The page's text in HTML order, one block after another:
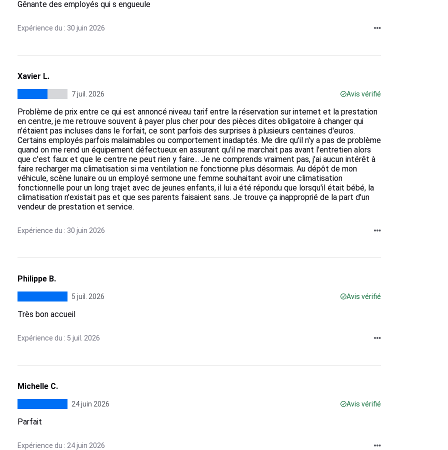
Gênante des employés qui s engueule
Expérience du : 30 juin 2026
Xavier L.
7 juil. 2026 Avis vérifié
Problème de prix entre ce qui est annoncé niveau tarif entre la réservation sur internet et la prestation
en centre, je me retrouve souvent à payer plus cher pour des pièces dites obligatoire à changer qui
n'étaient pas incluses dans le forfait, ce sont parfois des surprises à plusieurs centaines d'euros.
Certains employés parfois malaimables ou comportement inadaptés. Me dire qu'il n'y a pas de problème
quand on me rend un équipement défectueux en assurant qu'il ne marchait pas avant l'entretien alors
que c'est faux et que le centre ne peut rien y faire... Je ne comprends vraiment pas, j'ai aucun intérêt à
faire recharger ma climatisation si ma ventilation ne fonctionne plus désormais. Au dépôt de mon
véhicule, scène lunaire ou un employé sermone une femme souhaitant avoir une climatisation
fonctionnelle pour un long trajet avec de jeunes enfants, il lui a été répondu que lorsqu'il était bébé, la
climatisation n'existait pas et que ses parents faisaient sans. Je trouve ça inapproprié de la part d'un
vendeur de prestation et service.
Expérience du : 30 juin 2026
Philippe B.
5 juil. 2026 Avis vérifié
Très bon accueil
Expérience du : 5 juil. 2026
Michelle C.
24 juin 2026 Avis vérifié
Parfait
Expérience du : 24 juin 2026